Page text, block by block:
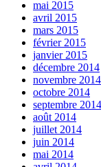
mai 2015
avril 2015
mars 2015
février 2015
janvier 2015
décembre 2014
novembre 2014
octobre 2014
septembre 2014
août 2014
juillet 2014
juin 2014
mai 2014